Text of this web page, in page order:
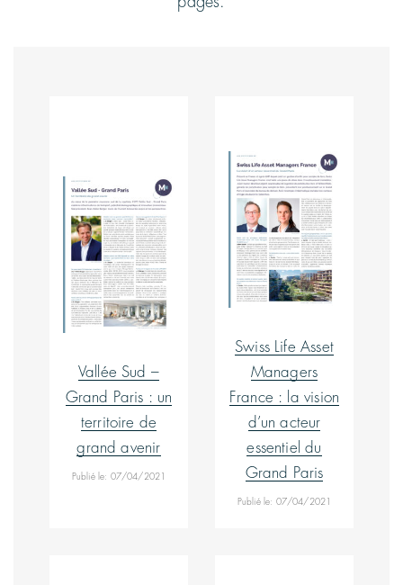
Vallée Sud –
Grand Paris : un
territoire de
grand avenir
Publié le: 07/04/2021
Swiss Life Asset
Managers
France : la vision
d’un acteur
essentiel du
Grand Paris
Publié le: 07/04/2021